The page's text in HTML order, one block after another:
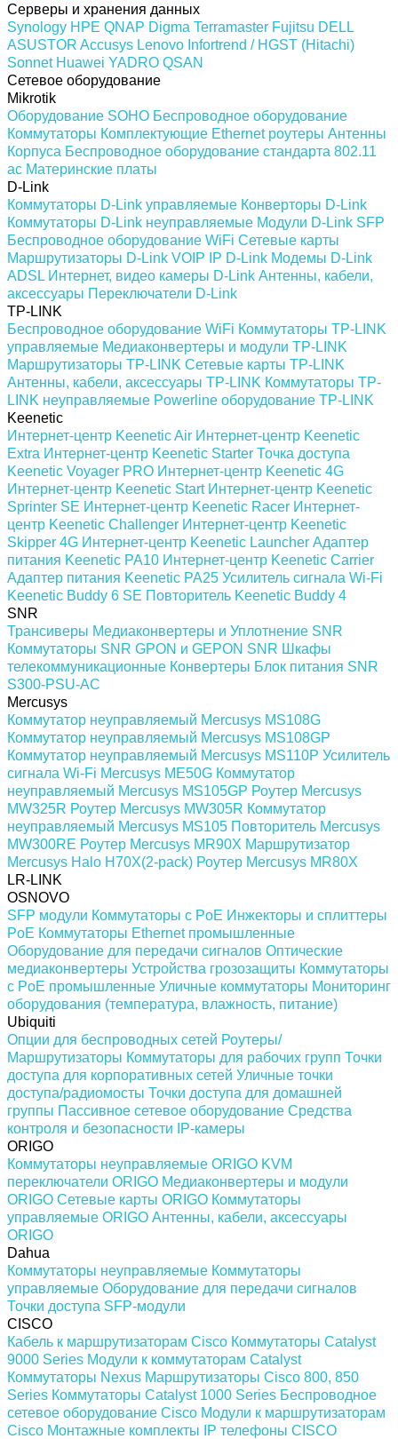
Серверы и хранения данных
Synology HPE QNAP Digma Terramaster Fujitsu DELL
ASUSTOR Accusys Lenovo Infortrend / HGST (Hitachi)
Sonnet Huawei YADRO QSAN
Сетевое оборудование
Mikrotik
Оборудование SOHO Беспроводное оборудование
Коммутаторы Комплектующие Ethernet роутеры Антенны
Корпуса Беспроводное оборудование стандарта 802.11
ас Материнские платы
D-Link
Коммутаторы D-Link управляемые Конверторы D-Link
Коммутаторы D-Link неуправляемые Модули D-Link SFP
Беспроводное оборудование WiFi Сетевые карты
Маршрутизаторы D-Link VOIP IP D-Link Модемы D-Link
ADSL Интернет, видео камеры D-Link Антенны, кабели,
аксессуары Переключатели D-Link
TP-LINK
Беспроводное оборудование WiFi Коммутаторы TP-LINK
управляемые Медиаконвертеры и модули TP-LINK
Маршрутизаторы TP-LINK Сетевые карты TP-LINK
Антенны, кабели, аксессуары TP-LINK Коммутаторы TP-
LINK неуправляемые Powerline оборудование TP-LINK
Keenetic
Интернет-центр Keenetic Air Интернет-центр Keenetic
Extra Интернет-центр Keenetic Starter Точка доступа
Keenetic Voyager PRO Интернет-центр Keenetic 4G
Интернет-центр Keenetic Start Интернет-центр Keenetic
Sprinter SE Интернет-центр Keenetic Racer Интернет-
центр Keenetic Challenger Интернет-центр Keenetic
Skipper 4G Интернет-центр Keenetic Launcher Адаптер
питания Keenetic PA10 Интернет-центр Keenetic Carrier
Адаптер питания Keenetic PA25 Усилитель сигнала Wi-Fi
Keenetic Buddy 6 SE Повторитель Keenetic Buddy 4
SNR
Трансиверы Медиаконвертеры и Уплотнение SNR
Коммутаторы SNR GPON и GEPON SNR Шкафы
телекоммуникационные Конвертеры Блок питания SNR
S300-PSU-AC
Mercusys
Коммутатор неуправляемый Mercusys MS108G
Коммутатор неуправляемый Mercusys MS108GP
Коммутатор неуправляемый Mercusys MS110P Усилитель
сигнала Wi-Fi Mercusys ME50G Коммутатор
неуправляемый Mercusys MS105GP Роутер Mercusys
MW325R Роутер Mercusys MW305R Коммутатор
неуправляемый Mercusys MS105 Повторитель Mercusys
MW300RE Роутер Mercusys MR90X Маршрутизатор
Mercusys Halo H70X(2-pack) Роутер Mercusys MR80X
LR-LINK
OSNOVO
SFP модули Коммутаторы c PoE Инжекторы и сплиттеры
PoE Коммутаторы Ethernet промышленные
Оборудование для передачи сигналов Оптические
медиаконвертеры Устройства грозозащиты Коммутаторы
с PoE промышленные Уличные коммутаторы Мониторинг
оборудования (температура, влажность, питание)
Ubiquiti
Опции для беспроводных сетей Роутеры/
Маршрутизаторы Коммутаторы для рабочих групп Точки
доступа для корпоративных сетей Уличные точки
доступа/радиомосты Точки доступа для домашней
группы Пассивное сетевое оборудование Средства
контроля и безопасности
IP-камеры
ORIGO
Коммутаторы неуправляемые ORIGO KVM
переключатели ORIGO Медиаконвертеры и модули
ORIGO Сетевые карты ORIGO Коммутаторы
управляемые ORIGO Антенны, кабели, аксессуары
ORIGO
Dahua
Коммутаторы неуправляемые Коммутаторы
управляемые Оборудование для передачи сигналов
Точки доступа SFP-модули
CISCO
Кабель к маршрутизаторам Cisco Коммутаторы Catalyst
9000 Series Модули к коммутаторам Catalyst
Коммутаторы Nexus Маршрутизаторы Cisco 800, 850
Series Коммутаторы Catalyst 1000 Series Беспроводное
сетевое оборудование Cisco Модули к маршрутизаторам
Cisco Монтажные комплекты
IP телефоны СISCO